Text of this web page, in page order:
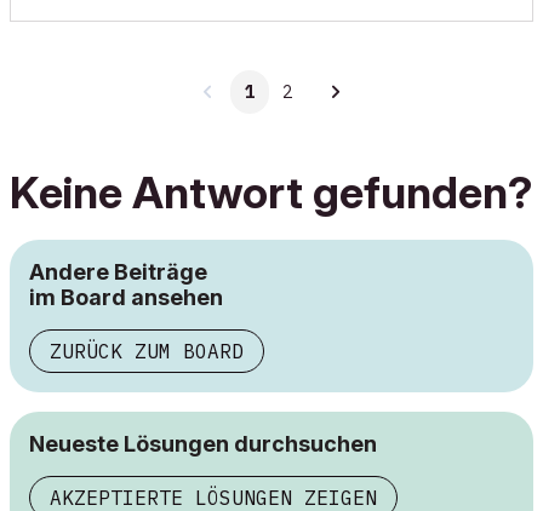
1 2
Keine Antwort gefunden?
Andere Beiträge
im Board ansehen
ZURÜCK ZUM BOARD
Neueste Lösungen durchsuchen
AKZEPTIERTE LÖSUNGEN ZEIGEN